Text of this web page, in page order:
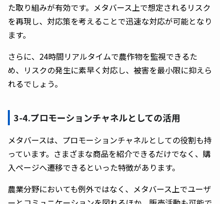
た取り組みが有効です。メタバース上で想定されるリスク
を再現し、対応策を考えることで迅速な対応が可能となり
ます。
さらに、24時間リアルタイムで農作物を監視できるた
め、リスクの発生に素早く対応し、被害を最小限に抑えら
れるでしょう。
3-4.プロモーションチャネルとしての活用
メタバースは、プロモーションチャネルとしての役割も持
っています。さまざまな商品を紹介できるだけでなく、購
入ページへ遷移できるといった特徴があります。
農業分野においても例外ではなく、メタバース上でユーザ